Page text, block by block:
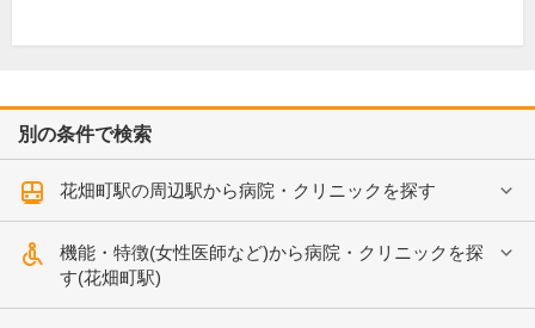
別の条件で検索
花畑町駅の周辺駅から病院・クリニックを探す
機能・特徴(女性医師など)から病院・クリニックを探
す(花畑町駅)